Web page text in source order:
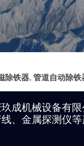
除铁器, 管道自动除铁
成机械设备有
、金属探测仪